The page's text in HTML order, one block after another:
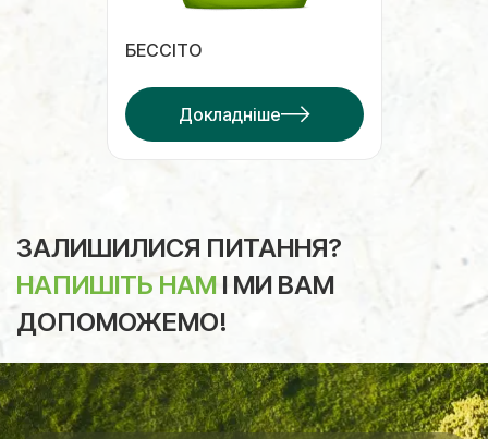
БЕССІТО
Докладніше
ЗАЛИШИЛИСЯ ПИТАННЯ?
НАПИШІТЬ НАМ І МИ ВАМ
ДОПОМОЖЕМО!